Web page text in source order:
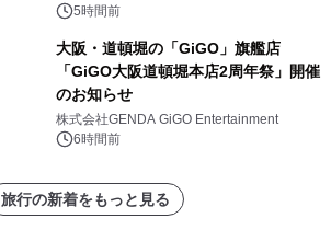
森」の握り寿司プラン
5時間前
大阪・道頓堀の「GiGO」旗艦店
「GiGO大阪道頓堀本店2周年祭」開催
のお知らせ
株式会社GENDA GiGO Entertainment
6時間前
旅行の新着をもっと見る